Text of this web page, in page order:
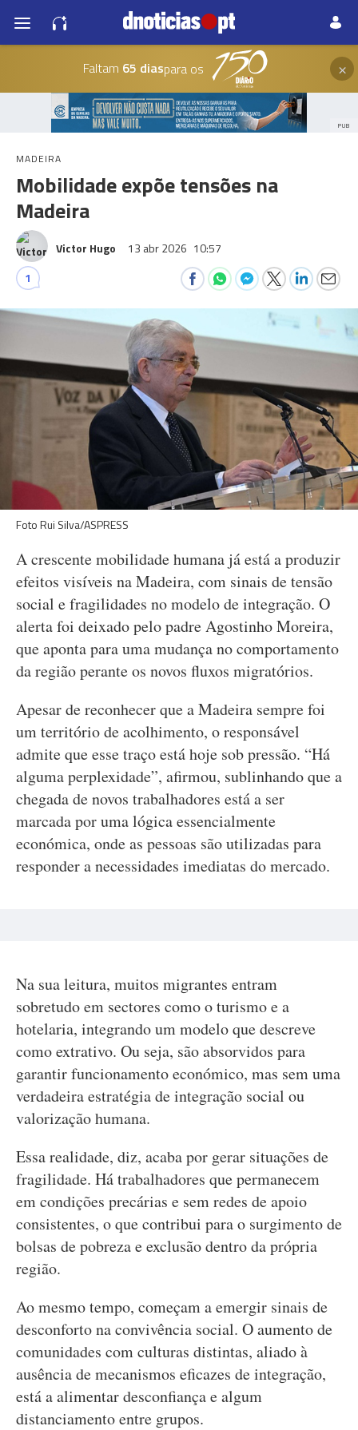
Faltam 65 diaspara os ×
PUB
MADEIRA
Mobilidade expõe tensões na
Madeira
Victor Hugo 13 abr 2026 10:57
1
Foto Rui Silva/ASPRESS
A crescente mobilidade humana já está a produzir
efeitos visíveis na Madeira, com sinais de tensão
social e fragilidades no modelo de integração. O
alerta foi deixado pelo padre Agostinho Moreira,
que aponta para uma mudança no comportamento
da região perante os novos fluxos migratórios.
Apesar de reconhecer que a Madeira sempre foi
um território de acolhimento, o responsável
admite que esse traço está hoje sob pressão. “Há
alguma perplexidade”, afirmou, sublinhando que a
chegada de novos trabalhadores está a ser
marcada por uma lógica essencialmente
económica, onde as pessoas são utilizadas para
responder a necessidades imediatas do mercado.
Na sua leitura, muitos migrantes entram
sobretudo em sectores como o turismo e a
hotelaria, integrando um modelo que descreve
como extrativo. Ou seja, são absorvidos para
garantir funcionamento económico, mas sem uma
verdadeira estratégia de integração social ou
valorização humana.
Essa realidade, diz, acaba por gerar situações de
fragilidade. Há trabalhadores que permanecem
em condições precárias e sem redes de apoio
consistentes, o que contribui para o surgimento de
bolsas de pobreza e exclusão dentro da própria
região.
Ao mesmo tempo, começam a emergir sinais de
desconforto na convivência social. O aumento de
comunidades com culturas distintas, aliado à
ausência de mecanismos eficazes de integração,
está a alimentar desconfiança e algum
distanciamento entre grupos.